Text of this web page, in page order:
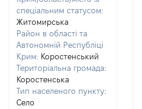
спеціальним статусом:
Житомирська
Район в області та
Автономній Республіці
Крим: Коростенський
Територіальна громада:
Коростенська
Тип населеного пункту:
Село